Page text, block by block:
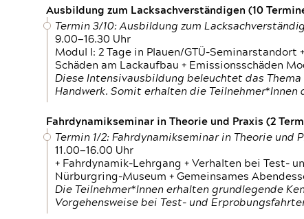
Ausbildung zum Lacksachverständigen (10
Termin 3/10: Ausbildung zum
9.00—16.30 Uhr
Modul I: 2 Tage in Plauen/GTÜ-Seminarstandort
Schäden am Lackaufbau + Emissionsschäden
Diese Intensivausbildung beleuchtet das
Handwerk. Somit erhalten die
Fahrdynamikseminar in Theorie und Praxis (2
Termin 1/2: Fahrdynamikseminar in Theorie und
11.00—16.00 Uhr
+ Fahrdynamik-Lehrgang + Verhalten bei Test-
Nürburgring-Museum + Gemeinsames
Die Teilnehmer*Innen erhalten grundlegende
Vorgehensweise bei Test- und